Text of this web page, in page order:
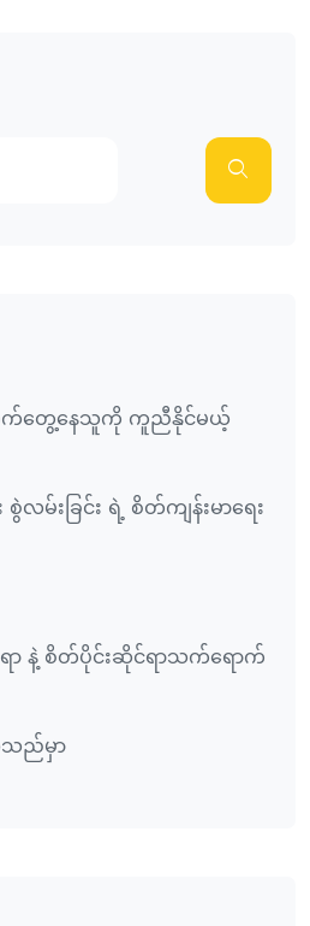
ခက်တွေ့နေသူကို ကူညီနိုင်မယ့်
လမ်းခြင်း ရဲ့ စိတ်ကျန်းမာရေး
ာ နဲ့ စိတ်ပိုင်းဆိုင်ရာသက်ရောက်
သည်မှာ